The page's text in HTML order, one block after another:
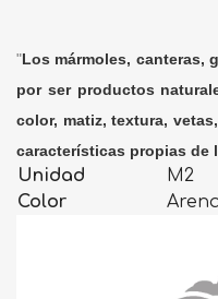
"Los mármoles, canteras,
por ser productos
color, matiz, textura,
características propias de
Unidad
M2
Color